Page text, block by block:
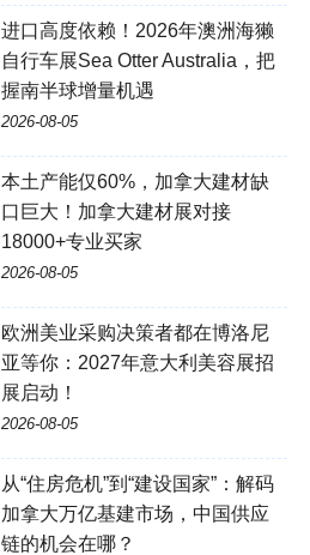
进口高度依赖！2026年澳洲海獭
自行车展Sea Otter Australia，把
握南半球增量机遇
2026-08-05
本土产能仅60%，加拿大建材缺
口巨大！加拿大建材展对接
18000+专业买家
2026-08-05
欧洲美业采购决策者都在博洛尼
亚等你：2027年意大利美容展招
展启动！
2026-08-05
从“住房危机”到“建设国家”：解码
加拿大万亿基建市场，中国供应
链的机会在哪？